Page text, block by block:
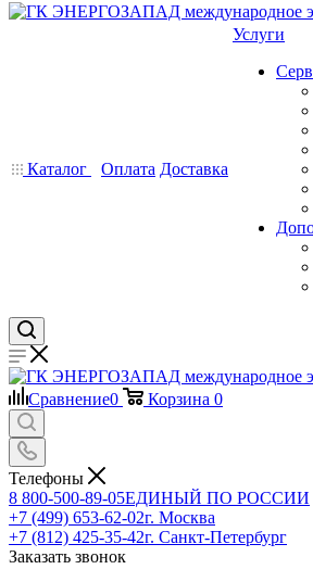
Каталог Оплата Доставка
Услуги
Сравнение0 Корзина 0
Телефоны
8 800-500-89-05ЕДИНЫЙ ПО РОССИИ
+7 (499) 653-62-02г. Москва
+7 (812) 425-35-42г. Санкт-Петербург
Заказать звонок